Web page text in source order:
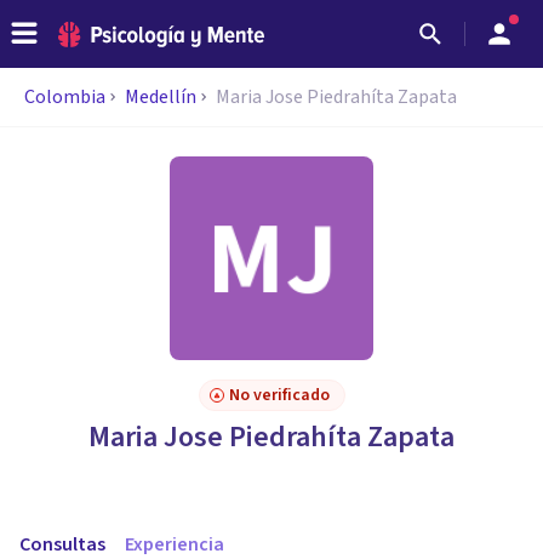
Colombia Medellín Maria Jose Piedrahíta Zapata
No verificado
Maria Jose Piedrahíta Zapata
Consultas Experiencia